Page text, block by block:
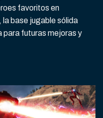
favoritos en
base jugable sólida
para futuras mejoras y